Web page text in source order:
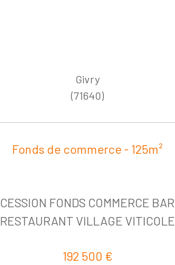
Givry
(71640)
Fonds de commerce - 125m²
CESSION FONDS COMMERCE BAR
RESTAURANT VILLAGE VITICOLE
192 500 €